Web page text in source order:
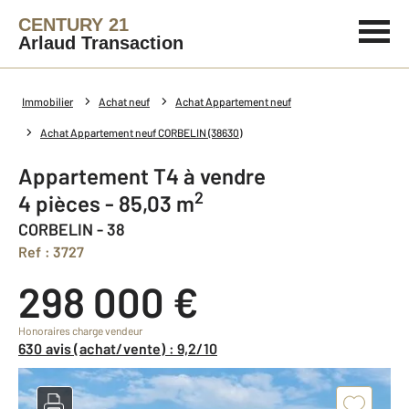
CENTURY 21
Arlaud Transaction
Immobilier Achat neuf Achat Appartement neuf
Achat Appartement neuf CORBELIN (38630)
Appartement T4 à vendre
4 pièces - 85,03 m2
CORBELIN - 38
Ref : 3727
298 000 €
Honoraires charge vendeur
630 avis (achat/vente) : 9,2/10